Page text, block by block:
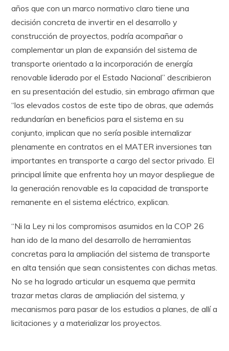
años que con un marco normativo claro tiene una
decisión concreta de invertir en el desarrollo y
construcción de proyectos, podría acompañar o
complementar un plan de expansión del sistema de
transporte orientado a la incorporación de energía
renovable liderado por el Estado Nacional” describieron
en su presentación del estudio, sin embrago afirman que
“los elevados costos de este tipo de obras, que además
redundarían en beneficios para el sistema en su
conjunto, implican que no sería posible internalizar
plenamente en contratos en el MATER inversiones tan
importantes en transporte a cargo del sector privado. El
principal límite que enfrenta hoy un mayor despliegue de
la generación renovable es la capacidad de transporte
remanente en el sistema eléctrico, explican.
“Ni la Ley ni los compromisos asumidos en la COP 26
han ido de la mano del desarrollo de herramientas
concretas para la ampliación del sistema de transporte
en alta tensión que sean consistentes con dichas metas.
No se ha logrado articular un esquema que permita
trazar metas claras de ampliación del sistema, y
mecanismos para pasar de los estudios a planes, de allí a
licitaciones y a materializar los proyectos.